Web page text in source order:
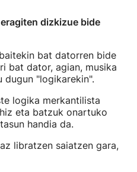
dizkizue bide
bat datorren bide
bat dator, agian, musika
dugun "logikarekin".
logika merkantilista
eta batzuk onartuko
handia da.
libratzen saiatzen gara,